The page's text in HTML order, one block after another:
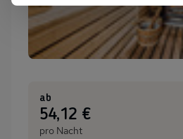
ab
:54,12 €
pro Nacht